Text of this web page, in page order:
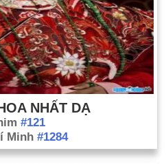
NHẤT DẠ
#121
Minh #1284